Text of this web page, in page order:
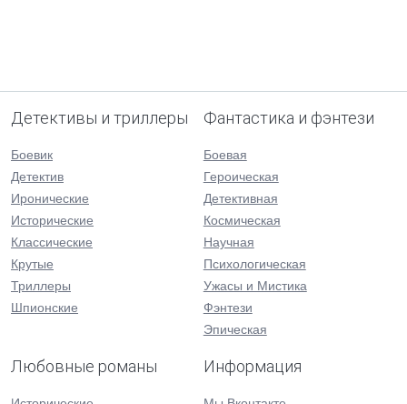
Детективы и триллеры
Боевик
Детектив
Иронические
Исторические
Классические
Крутые
Триллеры
Шпионские
Фантастика и фэнтези
Боевая
Героическая
Детективная
Космическая
Научная
Психологическая
Ужасы и Мистика
Фэнтези
Эпическая
Любовные романы Информация